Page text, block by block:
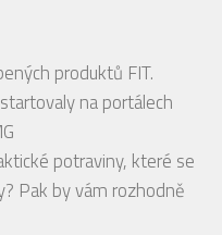
produktů FIT.
na portálech
potraviny, které se
Pak by vám rozhodně